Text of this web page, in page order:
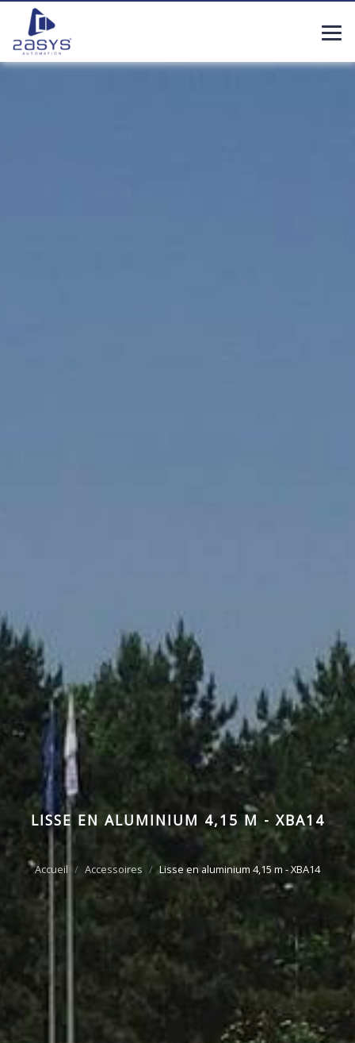
LISSE EN ALUMINIUM 4,15 M - XBA14
Accueil Accessoires Lisse en aluminium 4,15 m - XBA14